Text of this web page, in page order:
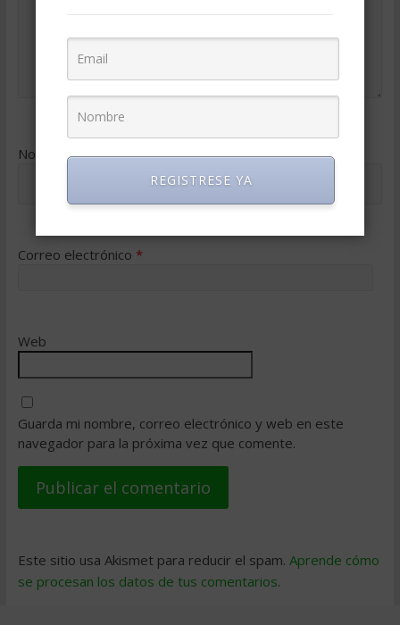
Nombre*
Correo electrónico *
Web
Guarda mi nombre, correo electrónico y web en este
navegador para la próxima vez que comente.
Este sitio usa Akismet para reducir el spam. Aprende cómo
se procesan los datos de tus comentarios.
REGISTRESE YA